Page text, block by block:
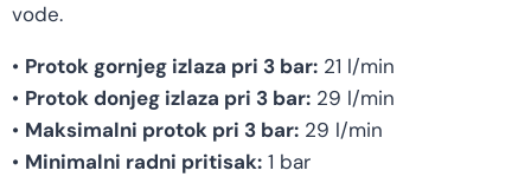
vode.
• Protok gornjeg izlaza pri 3 bar: 21 l/min
• Protok donjeg izlaza pri 3 bar: 29 l/min
• Maksimalni protok pri 3 bar: 29 l/min
• Minimalni radni pritisak: 1 bar